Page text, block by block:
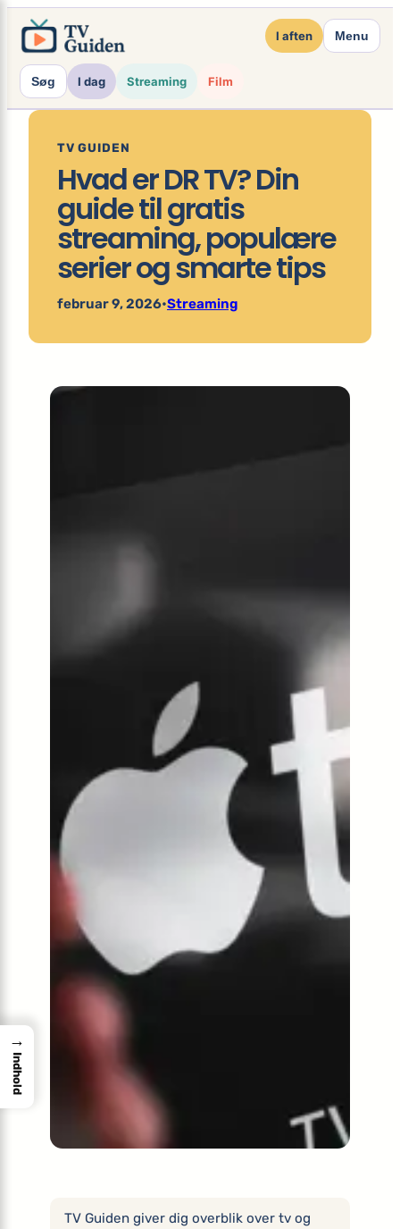
Spring
indhold
I aften Menu
Søg I dag Streaming Film
TV GUIDEN
Hvad er DR TV? Din
guide til gratis
streaming, populære
serier og smarte tips
februar 9, 2026•Streaming
TV Guiden giver dig overblik over tv og
→
Indhold